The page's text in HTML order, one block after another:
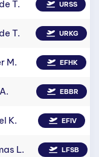
T. URSS
T. URKG
M. EFHK
EBBR
K. EFIV
L. LFSB